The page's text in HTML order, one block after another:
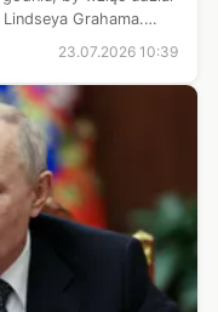
Grahama.
również
23.07.2026 10:39